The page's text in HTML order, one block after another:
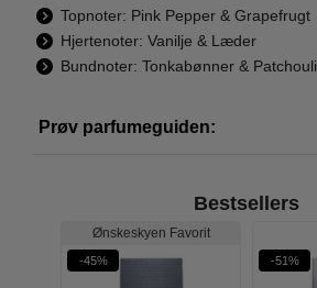
Topnoter: Pink Pepper & Grapefrugt
Hjertenoter: Vanilje & Læder
Bundnoter: Tonkabønner & Patchouli
Prøv parfumeguiden:
Bestsellers
Ønskeskyen Favorit
-45% -51%